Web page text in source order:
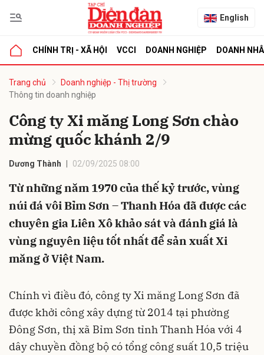
English
CHÍNH TRỊ - XÃ HỘI VCCI DOANH NGHIỆP DOANH
Trang chủ
Doanh nghiệp - Thị trường
Thông tin doanh nghiệp
Công ty Xi măng Long Sơn chào
mừng quốc khánh 2/9
Dương Thành 02/09/2025 08:00
Từ những năm 1970 của thế kỷ trước, vùng
núi đá vôi Bỉm Sơn – Thanh Hóa đã được các
chuyên gia Liên Xô khảo sát và đánh giá là
vùng nguyên liệu tốt nhất để sản xuất Xi
măng ở Việt Nam.
Chính vì điều đó, công ty Xi măng Long Sơn đã
được khởi công xây dựng từ 2014 tại phường
Đông Sơn, thị xã Bỉm Sơn tỉnh Thanh Hóa với 4
dây chuyền đồng bộ có tổng công suất 10,5 triệu
luận
Hủy